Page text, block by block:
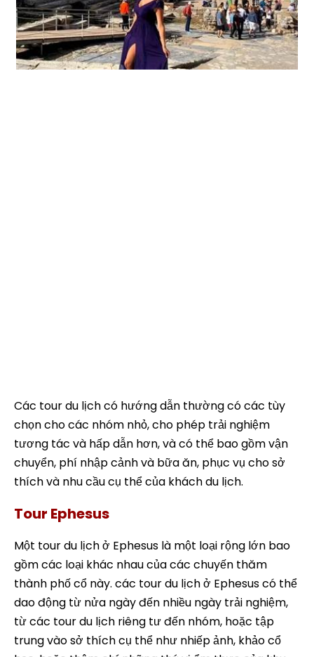
Các tour du lịch có hướng dẫn thường có các tùy
chọn cho các nhóm nhỏ, cho phép trải nghiệm
tương tác và hấp dẫn hơn, và có thể bao gồm vận
chuyển, phí nhập cảnh và bữa ăn, phục vụ cho sở
thích và nhu cầu cụ thể của khách du lịch.
Tour Ephesus
Một tour du lịch ở Ephesus là một loại rộng lớn bao
gồm các loại khác nhau của các chuyến thăm
thành phố cổ này. các tour du lịch ở Ephesus có thể
dao động từ nửa ngày đến nhiều ngày trải nghiệm,
từ các tour du lịch riêng tư đến nhóm, hoặc tập
trung vào sở thích cụ thể như nhiếp ảnh, khảo cổ